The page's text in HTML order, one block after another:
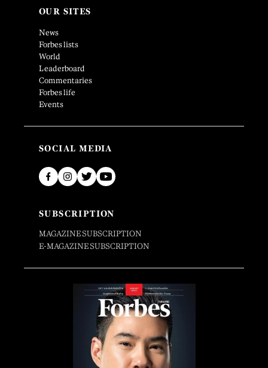
OUR SITES
News
Forbes lists
World
Leaderboard
Commentaries
Forbes life
Events
SOCIAL MEDIA
SUBSCRIPTION
MAGAZINE SUBSCRIPTION
E-MAGAZINE SUBSCRIPTION